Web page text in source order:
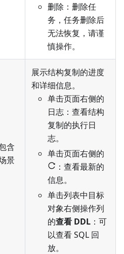
删除：删除任
务，任务删除后
无法恢复，请谨
慎操作。
含
景
展示结构复制的进度
和详细信息。
单击页面右侧的
日志：查看结构
复制的执行日
志。
单击页面右侧的
：查看最新的
信息。
单击列表中目标
对象右侧操作列
的查看 DDL ：可
以查看 SQL 回
放。